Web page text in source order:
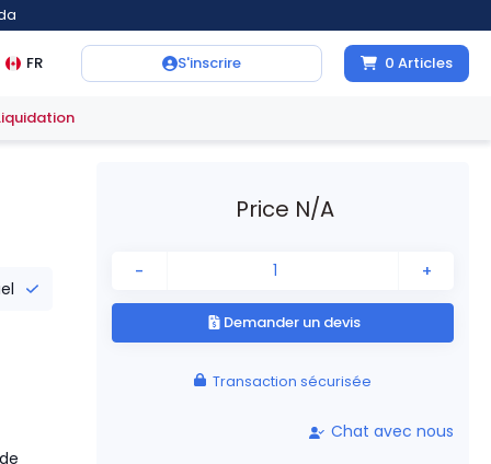
FR S'inscrire 0 Articles
Price N/A
- +
Demander un devis
Transaction sécurisée
Chat avec nous